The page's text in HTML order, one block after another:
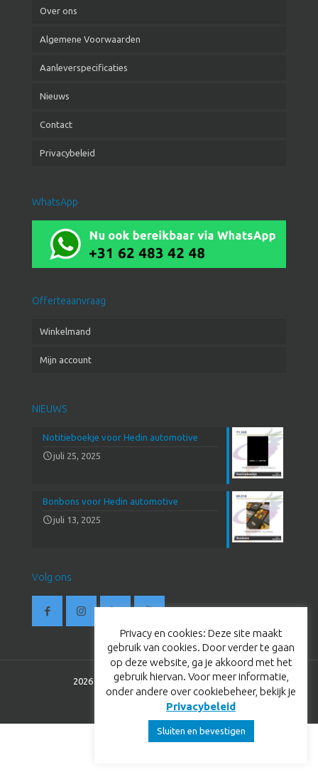
Over ons
Algemene Voorwaarden
Aanleverspecificaties
Nieuws
Contact
Privacybeleid
WhatsApp
Offerteaanvraag
Winkelmand
Mijn account
NIEUWS
Notitieboekje voor Hedin automotive
juli 25, 2025
Bonbons voor Hedin automotive
juli 13, 2025
Volg ons
2026 © BestevaerTC. All Rights Reserved.
Privacy en cookies: Deze site maakt
gebruik van cookies. Door verder te gaan
op deze website, ga je akkoord met het
gebruik hiervan. Voor meer informatie,
onder andere over cookiebeheer, bekijk je
Privacybeleid
Sluiten en bevestigen